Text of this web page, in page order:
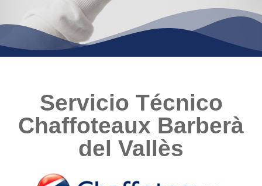
Servicio Técnico
Chaffoteaux Barberà
del Vallès